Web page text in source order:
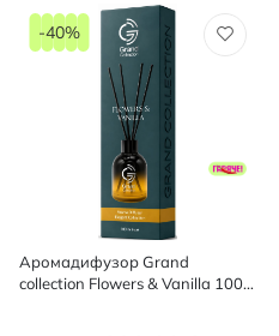
Аромадифузор Grand
collection Flowers & Vanilla 100
-40%